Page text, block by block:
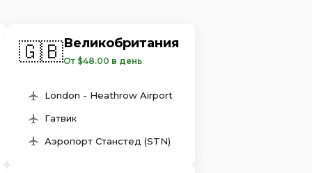
🇬🇧Великобритания
От $48.00 в день
London - Heathrow Airport
Гатвик
Аэропорт Станстед (STN)